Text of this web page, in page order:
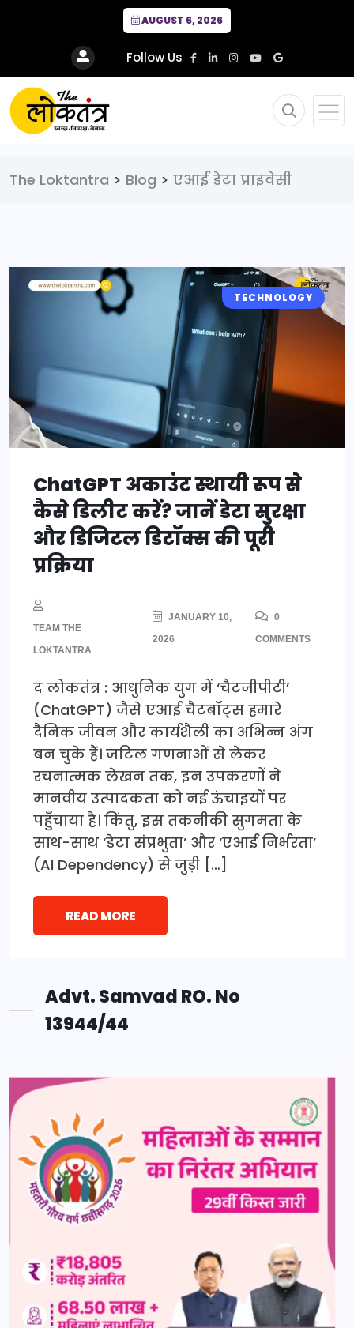
AUGUST 6, 2026
Follow Us
The Loktantra > Blog > एआई डेटा प्राइवेसी
TECHNOLOGY
ChatGPT अकाउंट स्थायी रूप से
कैसे डिलीट करें? जानें डेटा सुरक्षा
और डिजिटल डिटॉक्स की पूरी
प्रक्रिया
TEAM THE
LOKTANTRA
JANUARY 10,
2026
0
COMMENTS
द लोकतंत्र : आधुनिक युग में ‘चैटजीपीटी’
(ChatGPT) जैसे एआई चैटबॉट्स हमारे
दैनिक जीवन और कार्यशैली का अभिन्न अंग
बन चुके हैं। जटिल गणनाओं से लेकर
रचनात्मक लेखन तक, इन उपकरणों ने
मानवीय उत्पादकता को नई ऊंचाइयों पर
पहुँचाया है। किंतु, इस तकनीकी सुगमता के
साथ-साथ ‘डेटा संप्रभुता’ और ‘एआई निर्भरता’
(AI Dependency) से जुड़ी […]
READ MORE
Advt. Samvad RO. No
13944/44